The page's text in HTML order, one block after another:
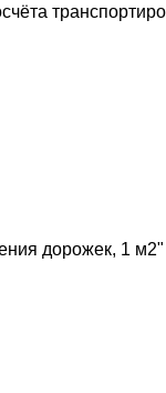
дорожек, 1 м2"